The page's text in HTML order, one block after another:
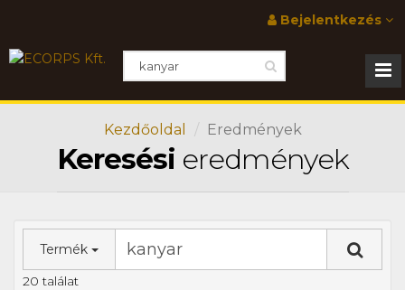
Bejelentkezés
Kezdőoldal Eredmények
Keresési eredmények
Termék
20 találat